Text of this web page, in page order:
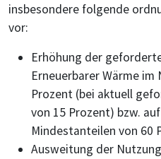
insbesondere folgende
vor:
Erhöhung der
Erneuerbarer Wärme
Prozent (bei aktuell
von 15 Prozent) bzw.
Mindestanteilen von 60
Ausweitung der